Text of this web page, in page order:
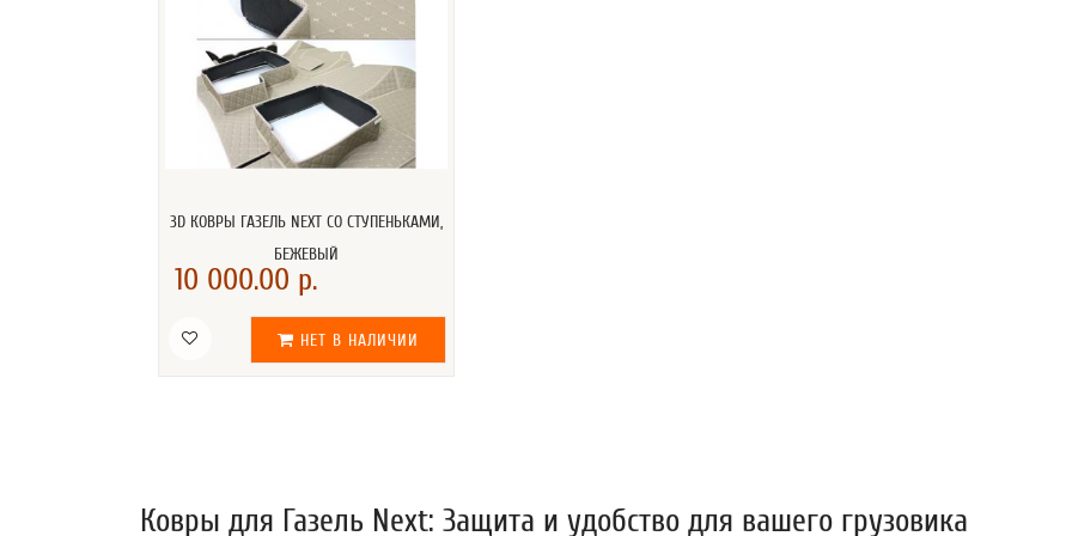
3D КОВРЫ ГАЗЕЛЬ NEXT СО СТУПЕНЬКАМИ,
БЕЖЕВЫЙ
10 000.00 р.
НЕТ В НАЛИЧИИ
Ковры для Газель Next: Защита и удобство для вашего грузовика